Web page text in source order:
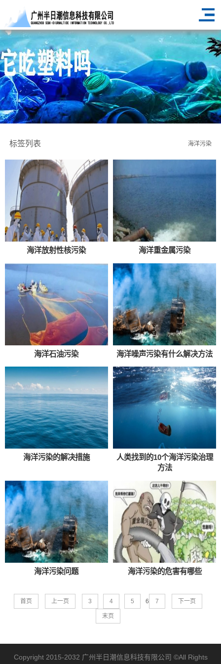
标签列表 海洋污染
海洋放射性核污染 海洋重金属污染
海洋石油污染 海洋噪声污染有什么解决方法
海洋污染的解决措施
人类找到的10个海洋污染治理
方法
海洋污染问题 海洋污染的危害有哪些
首页 上一页 3 4 5 6 7 下一页
末页
Copyright 2015-2032 广州半日潮信息科技有限公司 ©All Rights